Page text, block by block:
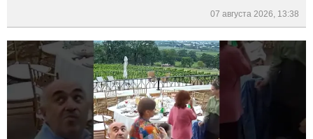
07 августа 2026, 13:38